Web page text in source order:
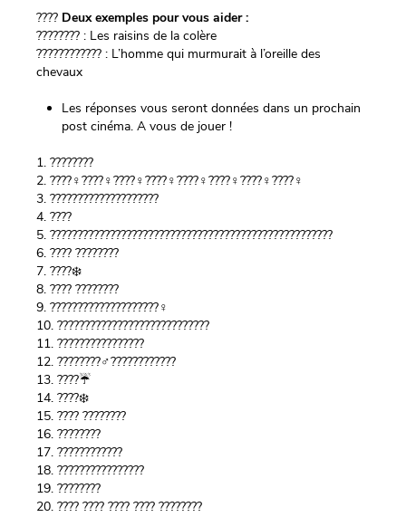
???? Deux exemples pour vous aider :
???????? : Les raisins de la colère
???????????? : L’homme qui murmurait à l’oreille des
chevaux
Les réponses vous seront données dans un prochain
post cinéma. A vous de jouer !
1. ????????
2. ????‍♀️????‍♀️????‍♀️????‍♀️????‍♀️????‍♀️????‍♀️????‍♀️
3. ????‍????‍????‍????????
4. ????
5. ????????????????????????????????????????????????????
6. ???? ????????
7. ????❄️
8. ???? ????????
9. ????????????????????‍♀️
10. ????????????????????????????
11. ????????????????
12. ????????‍♂️????????????
13. ????☔
14. ????❄️
15. ???? ????????
16. ????????
17. ????????????
18. ????????‍????????
19. ????????
20. ???? ???? ???? ???? ????????